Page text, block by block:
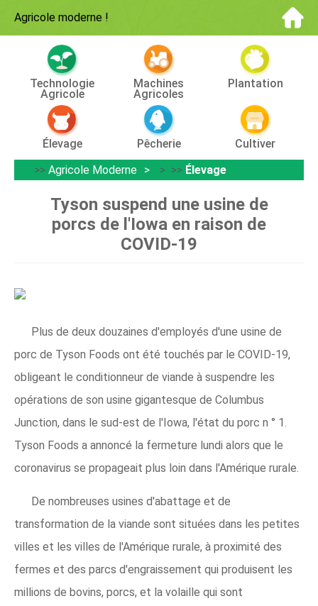
Agricole moderne !
Technologie
Agricole
Machines
Agricoles
Plantation
Élevage Pêcherie
Cultiver
>> Agricole Moderne > >> Élevage
Tyson suspend une usine de
porcs de l'Iowa en raison de
COVID-19
Plus de deux douzaines d'employés d'une usine de
porc de Tyson Foods ont été touchés par le COVID-19,
obligeant le conditionneur de viande à suspendre les
opérations de son usine gigantesque de Columbus
Junction, dans le sud-est de l'Iowa, l'état du porc n ° 1.
Tyson Foods a annoncé la fermeture lundi alors que le
coronavirus se propageait plus loin dans l'Amérique rurale.
De nombreuses usines d'abattage et de
transformation de la viande sont situées dans les petites
villes et les villes de l'Amérique rurale, à proximité des
fermes et des parcs d'engraissement qui produisent les
millions de bovins, porcs, et la volaille qui sont